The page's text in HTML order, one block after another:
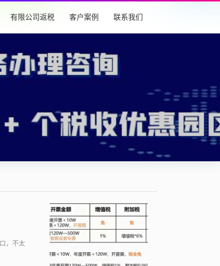
有限公司返税 客户案例 联系我们
，不太